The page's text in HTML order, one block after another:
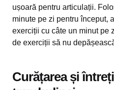
ușoară pentru articulații.
minute pe zi pentru început,
exerciții cu câte un minut pe
de exerciții să nu
Curățarea și